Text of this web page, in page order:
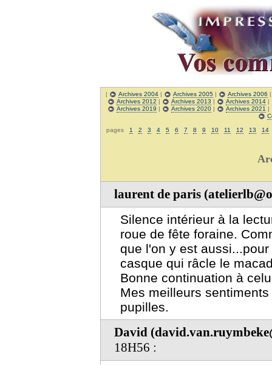
| Archives 2004 | Archives 2005 | Archives 2006
Archives 2012 | Archives 2013 | Archives 2014|
Archives 2019 | Archives 2020| Archives 2021 |
pages 1 2 3 4 5 6 7 8 9 10 11 12 13 14
laurent de paris
Silence intérieur à la
roue de fête foraine.
que l'on y est
casque qui râcle le
Bonne continuation à
Mes meilleurs
pupilles.
David
18H56 :